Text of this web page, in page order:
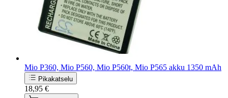
Mio P360, Mio P560, Mio P560t, Mio P565 akku 1350 mAh
Pikakatselu
18,95 €